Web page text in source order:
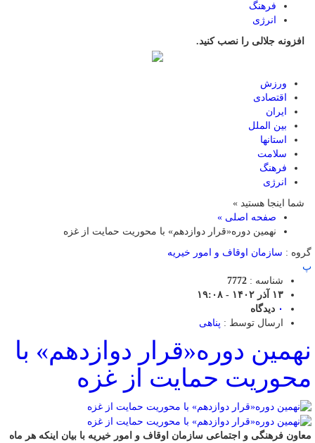
فرهنگ
انرژی
افزونه جلالی را نصب کنید.
ورزش
اقتصادی
ایران
بین الملل
استانها
سلامت
فرهنگ
انرژی
شما اینجا هستید »
صفحه اصلی »
نهمین دوره«قرار دوازدهم» با محوریت حمایت از غزه
گروه : سازمان اوقاف و امور خیریه
پ
شناسه : 7772
۱۳ آذر ۱۴۰۲ - ۱۹:۰۸
۰ دیدگاه
ارسال توسط : پناهی
نهمین دوره«قرار دوازدهم» با
محوریت حمایت از غزه
معاون فرهنگی و اجتماعی سازمان اوقاف و امور خیریه با بیان اینکه هر ماه